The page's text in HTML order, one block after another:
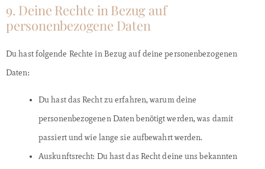
9. Deine Rechte in Bezug auf
personenbezogene Daten
Du hast folgende Rechte in Bezug auf deine personenbezogenen
Daten:
Du hast das Recht zu erfahren, warum deine
personenbezogenen Daten benötigt werden, was damit
passiert und wie lange sie aufbewahrt werden.
Auskunftsrecht: Du hast das Recht deine uns bekannten